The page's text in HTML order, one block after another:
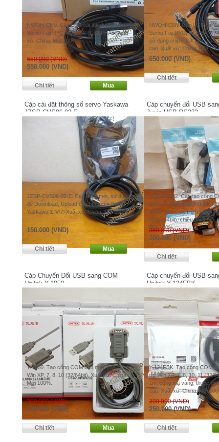
NWOH-CNV. Cáp USB cài đặt thông số
Servo Fuji RYC, W, SMART, ALPHA5. Xuất
xứ: China. Mới 100%.
650.000 (VND)
550.000 (VND)
NWOH-CNV. Cáp USB cài
Servo Fuji RYC, W, SMART,
sử dụng chip FTDI hiệu suất
cao. Xuất xứ: China. Mới
650.000 (VND)
Cáp cài đặt thông số servo Yaskawa
JZSP-CVS06-02-E
JZSP-CVS06-02-E. Cáp dài 3 mét, sử dụng
để Download, Upload cấu hình cho Servo
Yaskawa Σ-V/7. Xuất xứ: China. Mới 100%.
150.000 (VND)
Cáp chuyển đổi USB
Juxin USB-RS232
USB-RS232. Cáp tạo cổng
tính, sử dụng chip FTDI-
độ ổn định cao. Hỗ trợ Win
11(32/64bit), chiều dài 0.5m.
Mới 100%.
350.000 (VND)
300.000 (VND)
Cáp Chuyển Đổi USB sang COM
Unitek Y-1050
Y-1050. Tạo cổng COM cho máy tính, hỗ trợ
Win XP, 7, 8, 10 (32/64bit). Xuất xứ: China.
Mới 100%.
200.000 (VND)
180.000 (VND)
Cáp chuyển đổi USB
Unitek Y-124FBK
Y-124FBK. Tạo cổng COM
trợ Win XP, 7, 8, 10, 11 (32/
1m, cổng mạ vàng, thuộc
cao. Xuất xứ: China. Mới
300.000 (VND)
250.000 (VND)